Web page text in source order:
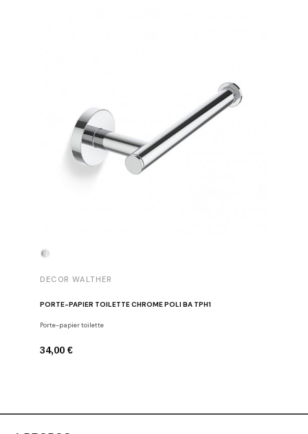
DECOR WALTHER
PORTE-PAPIER TOILETTE CHROME POLI BA TPH1
Porte-papier toilette
34,00 €